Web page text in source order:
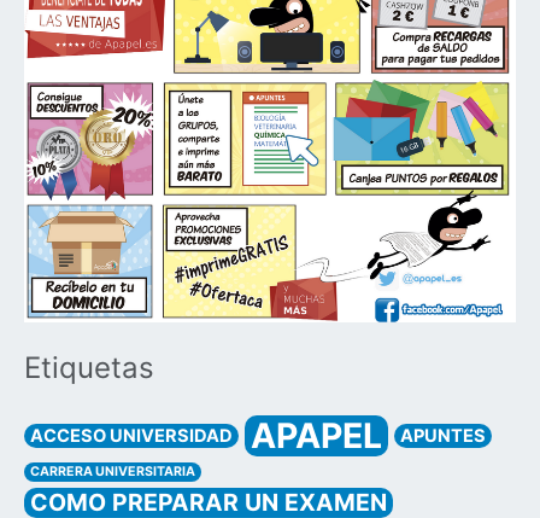
Etiquetas
ACCESO UNIVERSIDAD APAPEL APUNTES
CARRERA UNIVERSITARIA
COMO PREPARAR UN EXAMEN